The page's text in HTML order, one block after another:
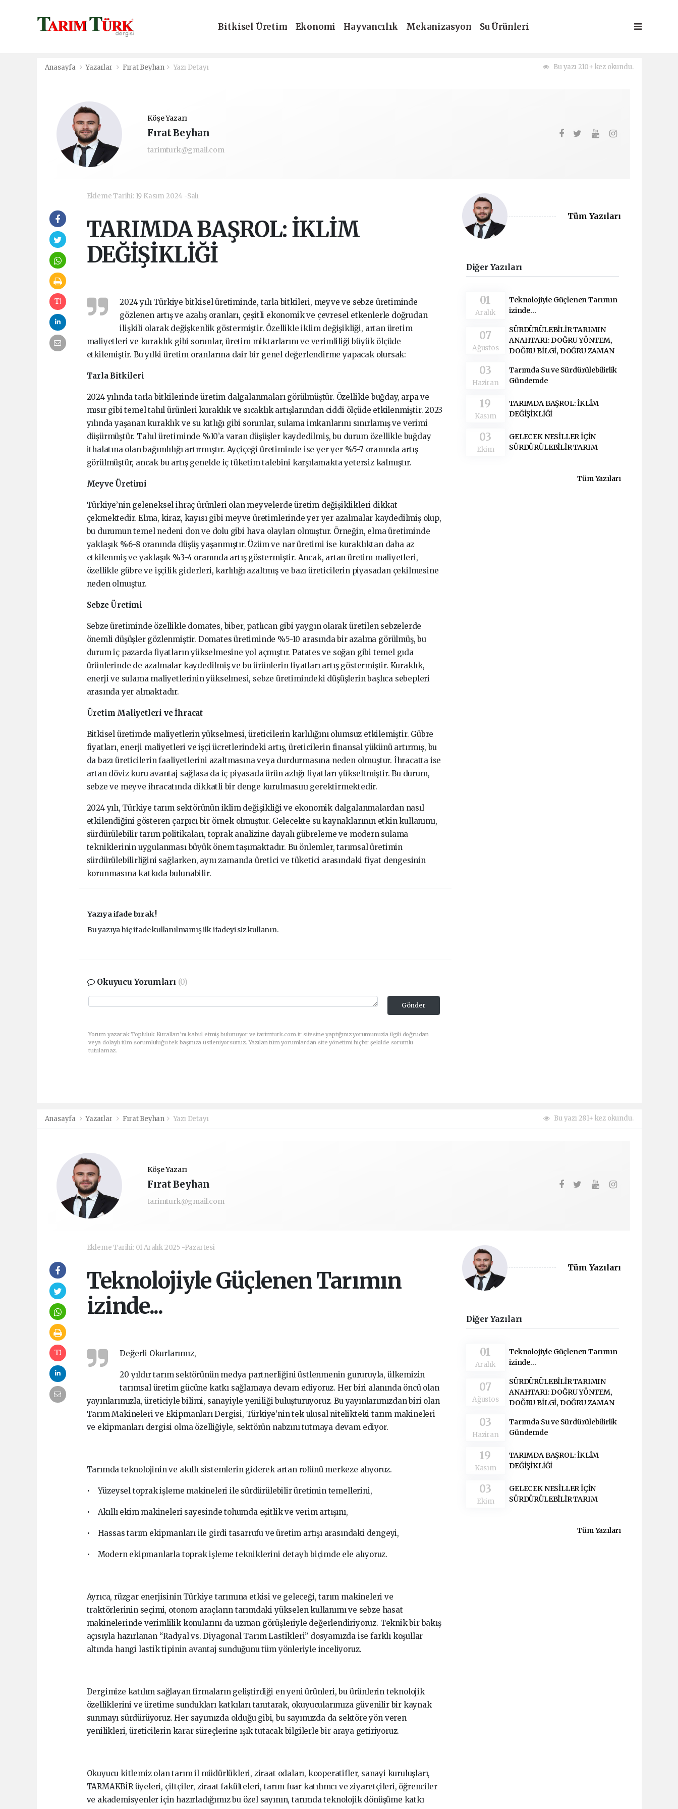
Bitkisel Üretim Ekonomi Hayvancılık Mekanizasyon
Su Ürünleri
Anasayfa Yazarlar Fırat Beyhan Yazı Detayı Bu yazı 210+ kez okundu.
Köşe Yazarı
Fırat Beyhan
tarimturk@gmail.com
Ekleme Tarihi: 19 Kasım 2024 -Salı
TARIMDA BAŞROL: İKLİM
DEĞİŞİKLİĞİ
2024 yılı Türkiye bitkisel üretiminde, tarla bitkileri, meyve ve sebze üretiminde
gözlenen artış ve azalış oranları, çeşitli ekonomik ve çevresel etkenlerle doğrudan
ilişkili olarak değişkenlik göstermiştir. Özellikle iklim değişikliği, artan üretim
maliyetleri ve kuraklık gibi sorunlar, üretim miktarlarını ve verimliliği büyük ölçüde
etkilemiştir. Bu yılki üretim oranlarına dair bir genel değerlendirme yapacak olursak:
Tarla Bitkileri
2024 yılında tarla bitkilerinde üretim dalgalanmaları görülmüştür. Özellikle buğday, arpa ve
mısır gibi temel tahıl ürünleri kuraklık ve sıcaklık artışlarından ciddi ölçüde etkilenmiştir. 2023
yılında yaşanan kuraklık ve su kıtlığı gibi sorunlar, sulama imkanlarını sınırlamış ve verimi
düşürmüştür. Tahıl üretiminde %10’a varan düşüşler kaydedilmiş, bu durum özellikle buğday
ithalatına olan bağımlılığı artırmıştır. Ayçiçeği üretiminde ise yer yer %5-7 oranında artış
görülmüştür, ancak bu artış genelde iç tüketim talebini karşılamakta yetersiz kalmıştır.
Meyve Üretimi
Türkiye’nin geleneksel ihraç ürünleri olan meyvelerde üretim değişiklikleri dikkat
çekmektedir. Elma, kiraz, kayısı gibi meyve üretimlerinde yer yer azalmalar kaydedilmiş olup,
bu durumun temel nedeni don ve dolu gibi hava olayları olmuştur. Örneğin, elma üretiminde
yaklaşık %6-8 oranında düşüş yaşanmıştır. Üzüm ve nar üretimi ise kuraklıktan daha az
etkilenmiş ve yaklaşık %3-4 oranında artış göstermiştir. Ancak, artan üretim maliyetleri,
özellikle gübre ve işçilik giderleri, karlılığı azaltmış ve bazı üreticilerin piyasadan çekilmesine
neden olmuştur.
Sebze Üretimi
Sebze üretiminde özellikle domates, biber, patlıcan gibi yaygın olarak üretilen sebzelerde
önemli düşüşler gözlenmiştir. Domates üretiminde %5-10 arasında bir azalma görülmüş, bu
durum iç pazarda fiyatların yükselmesine yol açmıştır. Patates ve soğan gibi temel gıda
ürünlerinde de azalmalar kaydedilmiş ve bu ürünlerin fiyatları artış göstermiştir. Kuraklık,
enerji ve sulama maliyetlerinin yükselmesi, sebze üretimindeki düşüşlerin başlıca sebepleri
arasında yer almaktadır.
Üretim Maliyetleri ve İhracat
Bitkisel üretimde maliyetlerin yükselmesi, üreticilerin karlılığını olumsuz etkilemiştir. Gübre
fiyatları, enerji maliyetleri ve işçi ücretlerindeki artış, üreticilerin finansal yükünü artırmış, bu
da bazı üreticilerin faaliyetlerini azaltmasına veya durdurmasına neden olmuştur. İhracatta ise
artan döviz kuru avantaj sağlasa da iç piyasada ürün azlığı fiyatları yükseltmiştir. Bu durum,
sebze ve meyve ihracatında dikkatli bir denge kurulmasını gerektirmektedir.
2024 yılı, Türkiye tarım sektörünün iklim değişikliği ve ekonomik dalgalanmalardan nasıl
etkilendiğini gösteren çarpıcı bir örnek olmuştur. Gelecekte su kaynaklarının etkin kullanımı,
sürdürülebilir tarım politikaları, toprak analizine dayalı gübreleme ve modern sulama
tekniklerinin uygulanması büyük önem taşımaktadır. Bu önlemler, tarımsal üretimin
sürdürülebilirliğini sağlarken, aynı zamanda üretici ve tüketici arasındaki fiyat dengesinin
korunmasına katkıda bulunabilir.
Yazıya ifade bırak !
Bu yazıya hiç ifade kullanılmamış ilk ifadeyi siz kullanın.
Okuyucu Yorumları (0)
Gönder
Yorum yazarak Topluluk Kuralları’nı kabul etmiş bulunuyor ve tarimturk.com.tr sitesine yaptığınız yorumunuzla ilgili doğrudan
veya dolaylı tüm sorumluluğu tek başınıza üstleniyorsunuz. Yazılan tüm yorumlardan site yönetimi hiçbir şekilde sorumlu
tutulamaz.
Tüm Yazıları
Diğer Yazıları
01
Aralık
Teknolojiyle Güçlenen Tarımın
izinde...
07
Ağustos
SÜRDÜRÜLEBİLİR TARIMIN
ANAHTARI: DOĞRU YÖNTEM,
DOĞRU BİLGİ, DOĞRU ZAMAN
03
Haziran
Tarımda Su ve Sürdürülebilirlik
Gündemde
19
Kasım
TARIMDA BAŞROL: İKLİM
DEĞİŞİKLİĞİ
03
Ekim
GELECEK NESİLLER İÇİN
SÜRDÜRÜLEBİLİR TARIM
Tüm Yazıları
Anasayfa Yazarlar Fırat Beyhan Yazı Detayı Bu yazı 281+ kez okundu.
Köşe Yazarı
Fırat Beyhan
tarimturk@gmail.com
Ekleme Tarihi: 01 Aralık 2025 -Pazartesi
Teknolojiyle Güçlenen Tarımın
izinde...
Değerli Okurlarımız,
20 yıldır tarım sektörünün medya partnerliğini üstlenmenin gururuyla, ülkemizin
tarımsal üretim gücüne katkı sağlamaya devam ediyoruz. Her biri alanında öncü olan
yayınlarımızla, üreticiyle bilimi, sanayiyle yeniliği buluşturuyoruz. Bu yayınlarımızdan biri olan
Tarım Makineleri ve Ekipmanları Dergisi, Türkiye’nin tek ulusal nitelikteki tarım makineleri
ve ekipmanları dergisi olma özelliğiyle, sektörün nabzını tutmaya devam ediyor.
Tarımda teknolojinin ve akıllı sistemlerin giderek artan rolünü merkeze alıyoruz.
• Yüzeysel toprak işleme makineleri ile sürdürülebilir üretimin temellerini,
• Akıllı ekim makineleri sayesinde tohumda eşitlik ve verim artışını,
• Hassas tarım ekipmanları ile girdi tasarrufu ve üretim artışı arasındaki dengeyi,
• Modern ekipmanlarla toprak işleme tekniklerini detaylı biçimde ele alıyoruz.
Ayrıca, rüzgar enerjisinin Türkiye tarımına etkisi ve geleceği, tarım makineleri ve
traktörlerinin seçimi, otonom araçların tarımdaki yükselen kullanımı ve sebze hasat
makinelerinde verimlilik konularını da uzman görüşleriyle değerlendiriyoruz. Teknik bir bakış
açısıyla hazırlanan “Radyal vs. Diyagonal Tarım Lastikleri” dosyamızda ise farklı koşullar
altında hangi lastik tipinin avantaj sunduğunu tüm yönleriyle inceliyoruz.
Dergimize katılım sağlayan firmaların geliştirdiği en yeni ürünleri, bu ürünlerin teknolojik
özelliklerini ve üretime sundukları katkıları tanıtarak, okuyucularımıza güvenilir bir kaynak
sunmayı sürdürüyoruz. Her sayımızda olduğu gibi, bu sayımızda da sektöre yön veren
yenilikleri, üreticilerin karar süreçlerine ışık tutacak bilgilerle bir araya getiriyoruz.
Okuyucu kitlemiz olan tarım il müdürlükleri, ziraat odaları, kooperatifler, sanayi kuruluşları,
TARMAKBİR üyeleri, çiftçiler, ziraat fakülteleri, tarım fuar katılımcı ve ziyaretçileri, öğrenciler
ve akademisyenler için hazırladığımız bu özel sayının, tarımda teknolojik dönüşüme katkı
Tüm Yazıları
Diğer Yazıları
01
Aralık
Teknolojiyle Güçlenen Tarımın
izinde...
07
Ağustos
SÜRDÜRÜLEBİLİR TARIMIN
ANAHTARI: DOĞRU YÖNTEM,
DOĞRU BİLGİ, DOĞRU ZAMAN
03
Haziran
Tarımda Su ve Sürdürülebilirlik
Gündemde
19
Kasım
TARIMDA BAŞROL: İKLİM
DEĞİŞİKLİĞİ
03
Ekim
GELECEK NESİLLER İÇİN
SÜRDÜRÜLEBİLİR TARIM
Tüm Yazıları